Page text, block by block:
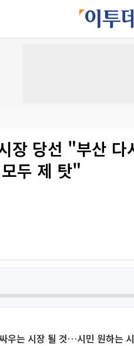
장 당선 "부산
두 제 탓"
우는 시장 될 것…시민 원하는